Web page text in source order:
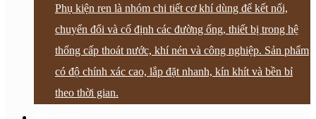
Phụ kiện ren là nhóm chi tiết cơ khí dùng để kết nối,
chuyển đổi và cố định các đường ống, thiết bị trong hệ
thống cấp thoát nước, khí nén và công nghiệp. Sản phẩm
có độ chính xác cao, lắp đặt nhanh, kín khít và bền bỉ
theo thời gian.